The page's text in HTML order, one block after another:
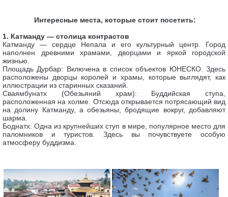
Интересные места, которые стоит посетить:
1. Катманду — столица контрастов
Катманду — сердце Непала и его культурный центр. Город
наполнен древними храмами, дворцами и яркой городской
жизнью.
Площадь Дурбар: Включена в список объектов ЮНЕСКО. Здесь
расположены дворцы королей и храмы, которые выглядят, как
иллюстрации из старинных сказаний.
Сваямбунатх (Обезьяний храм): Буддийская ступа,
расположенная на холме. Отсюда открывается потрясающий вид
на долину Катманду, а обезьяны, бродящие вокруг, добавляют
шарма.
Боднатх: Одна из крупнейших ступ в мире, популярное место для
паломников и туристов. Здесь вы почувствуете особую
атмосферу буддизма.